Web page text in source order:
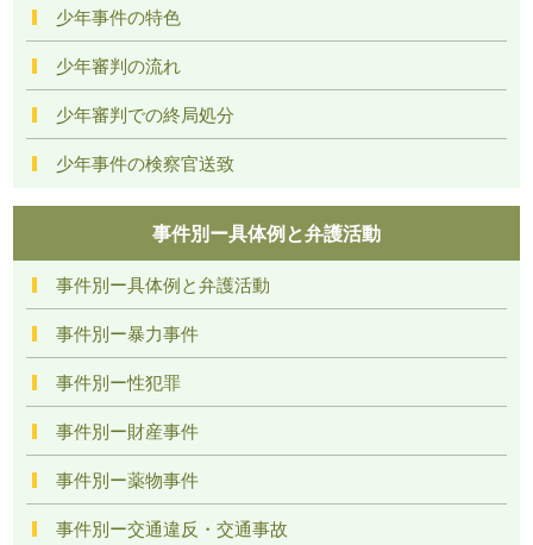
少年事件の特色
少年審判の流れ
少年審判での終局処分
少年事件の検察官送致
事件別ー具体例と弁護活動
事件別ー具体例と弁護活動
事件別ー暴力事件
事件別ー性犯罪
事件別ー財産事件
事件別ー薬物事件
事件別ー交通違反・交通事故